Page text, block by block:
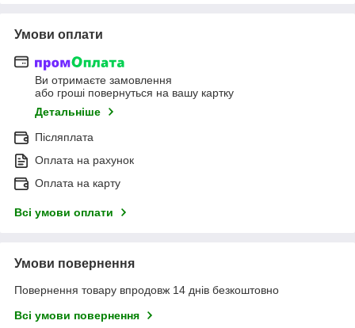
Умови оплати
Ви отримаєте замовлення
або гроші повернуться на вашу картку
Детальніше
Післяплата
Оплата на рахунок
Оплата на карту
Всі умови оплати
Умови повернення
Повернення товару впродовж 14 днів безкоштовно
Всі умови повернення